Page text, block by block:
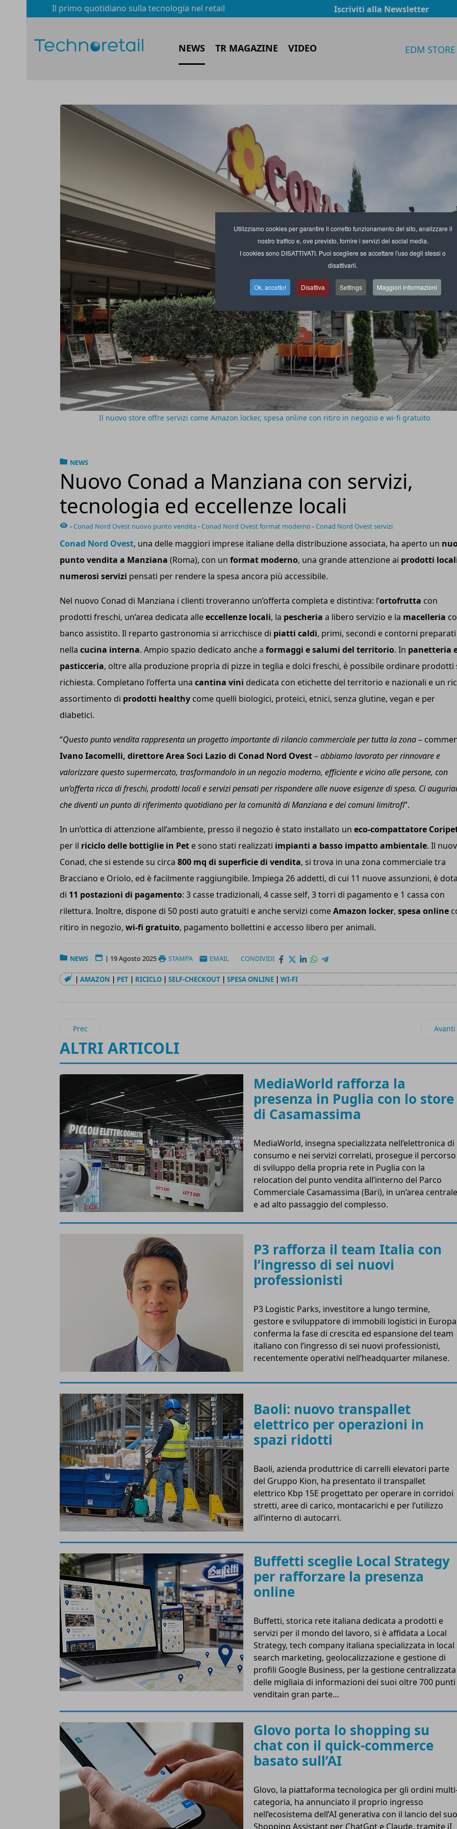
Utilizziamo cookies per garantire il corretto funzionamento del sito, analizzare il
nostro traffico e, ove previsto, fornire i servizi dei social media.
I cookies sono DISATTIVATI. Puoi scegliere se accettare l'uso degli stessi o
disattivarli.
Ok, accetto! Disattiva Settings Maggiori informazioni
Il primo quotidiano sulla tecnologia nel retail Iscriviti alla Newsletter
NEWS TR MAGAZINE VIDEO EDM STORE
Il nuovo store offre servizi come Amazon locker, spesa online con ritiro in negozio e wi-fi gratuito
NEWS
Nuovo Conad a Manziana con servizi,
tecnologia ed eccellenze locali
-Conad Nord Ovest nuovo punto vendita-Conad Nord Ovest format moderno -Conad Nord Ovest servizi
Conad Nord Ovest, una delle maggiori imprese italiane della distribuzione associata, ha aperto un
punto vendita a Manziana (Roma), con un format moderno, una grande attenzione ai prodotti
numerosi servizi pensati per rendere la spesa ancora più accessibile.
Nel nuovo Conad di Manziana i clienti troveranno un’offerta completa e distintiva: l’ortofrutta con
prodotti freschi, un’area dedicata alleeccellenze locali, la pescheria a libero servizio e la macelleria
banco assistito. Il reparto gastronomia si arricchisce di piatti caldi, primi, secondi e contorni preparati
nella cucina interna. Ampio spazio dedicato anche a formaggi e salumi del territorio. In panetteria
pasticceria, oltre alla produzione propria di pizze in teglia e dolci freschi, è possibile ordinare prodotti
richiesta. Completano l’offerta una cantina vini dedicata con etichette del territorio e nazionali e un
assortimento di prodotti healthy come quelli biologici, proteici, etnici, senza glutine, vegan e per
diabetici.
“Questo punto vendita rappresenta un progetto importante di rilancio commerciale per tutta la zona–
Ivano Iacomelli, direttore Area Soci Lazio di Conad Nord Ovest–abbiamo lavorato per rinnovare e
valorizzare questo supermercato, trasformandolo in un negozio moderno, efficiente e vicino alle persone, con
un’offerta ricca di freschi, prodotti locali e servizi pensati per rispondere alle nuove esigenze di spesa. Ci
che diventi un punto di riferimento quotidiano per la comunità di Manziana e dei comuni limitrofi”.
In un’ottica di attenzione all’ambiente, presso il negozio è stato installato un eco-compattatore
per il riciclo delle bottiglie in Pet e sono stati realizzati impianti a basso impatto ambientale. Il
Conad, che si estende su circa 800 mq di superficie di vendita, si trova in una zona commerciale tra
Bracciano e Oriolo, ed è facilmente raggiungibile. Impiega 26 addetti, di cui 11 nuove assunzioni, è
di 11 postazioni di pagamento: 3 casse tradizionali, 4 casse self, 3 torri di pagamento e 1 cassa con
rilettura. Inoltre, dispone di 50 posti auto gratuiti e anche servizi comeAmazon locker, spesa online
ritiro in negozio, wi-fi gratuito, pagamento bollettini e accesso libero per animali.
NEWS | 19 Agosto 2025 STAMPA EMAIL CONDIVIDI
| AMAZON | PET | RICICLO | SELF-CHECKOUT | SPESA ONLINE | WI-FI
Articolo precedente: Guala Closures: nuova acquisizione per crescere sul mercato indiano
Prec Avanti
ALTRI ARTICOLI
MediaWorld rafforza la
presenza in Puglia con lo store
di Casamassima
MediaWorld, insegna specializzata nell’elettronica di
consumo e nei servizi correlati, prosegue il percorso
di sviluppo della propria rete in Puglia con la
relocation del punto vendita all’interno del Parco
Commerciale Casamassima (Bari), in un’area centrale
e ad alto passaggio del complesso.
P3 rafforza il team Italia con
l’ingresso di sei nuovi
professionisti
P3 Logistic Parks, investitore a lungo termine,
gestore e sviluppatore di immobili logistici in
conferma la fase di crescita ed espansione del team
italiano con l’ingresso di sei nuovi professionisti,
recentemente operativi nell’headquarter milanese.
Baoli: nuovo transpallet
elettrico per operazioni in
spazi ridotti
Baoli, azienda produttrice di carrelli elevatori parte
del Gruppo Kion, ha presentato il transpallet
elettrico Kbp 15E progettato per operare in corridoi
stretti, aree di carico, montacarichi e per l’utilizzo
all’interno di autocarri.
Buffetti sceglie Local Strategy
per rafforzare la presenza
online
Buffetti, storica rete italiana dedicata a prodotti e
servizi per il mondo del lavoro, si è affidata a Local
Strategy, tech company italiana specializzata in local
search marketing, geolocalizzazione e gestione di
profili Google Business, per la gestione centralizzata
delle migliaia di informazioni dei suoi oltre 700 punti
venditain gran parte…
Glovo porta lo shopping su
chat con il quick-commerce
basato sull’AI
Glovo, la piattaforma tecnologica per gli ordini
categoria, ha annunciato il proprio ingresso
nell’ecosistema dell’AI generativa con il lancio del suo
Shopping Assistant per ChatGpt e Claude, tramite iI